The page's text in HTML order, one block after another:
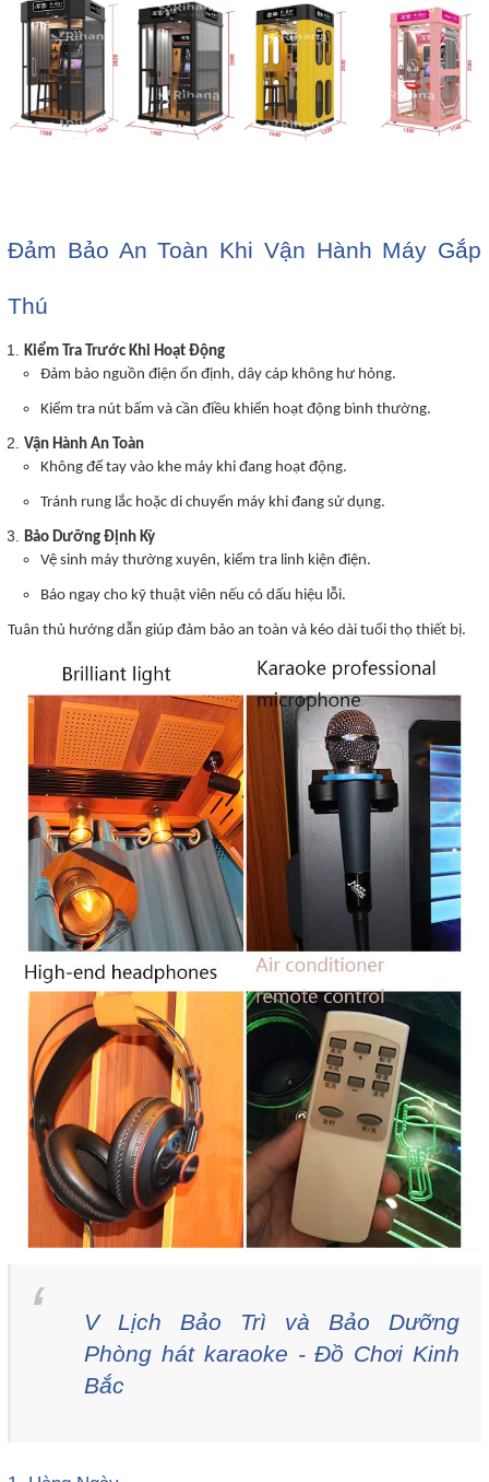
Đảm Bảo An Toàn Khi Vận Hành Máy Gắp
Thú
Kiểm Tra Trước Khi Hoạt Động
Đảm bảo nguồn điện ổn định, dây cáp không hư hỏng.
Kiểm tra nút bấm và cần điều khiển hoạt động bình thường.
Vận Hành An Toàn
Không để tay vào khe máy khi đang hoạt động.
Tránh rung lắc hoặc di chuyển máy khi đang sử dụng.
Bảo Dưỡng Định Kỳ
Vệ sinh máy thường xuyên, kiểm tra linh kiện điện.
Báo ngay cho kỹ thuật viên nếu có dấu hiệu lỗi.
Tuân thủ hướng dẫn giúp đảm bảo an toàn và kéo dài tuổi thọ thiết bị.
V Lịch Bảo Trì và Bảo Dưỡng
Phòng hát karaoke - Đồ Chơi Kinh
Bắc